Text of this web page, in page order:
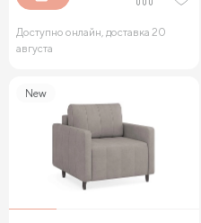
Доступно онлайн, доставка 20
августа
New